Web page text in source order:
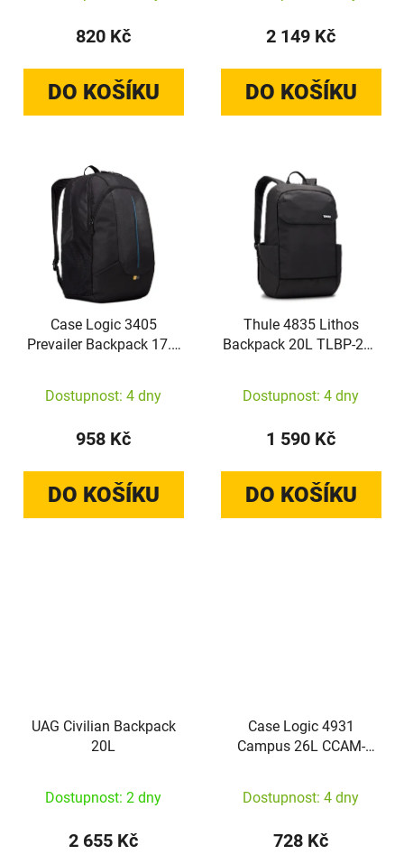
820 Kč
DO KOŠÍKU
2 149 Kč
DO KOŠÍKU
Case Logic 3405
Prevailer Backpack 17.3
Dostupnost: 4 dny
958 Kč
DO KOŠÍKU
Thule 4835 Lithos
Backpack 20L TLBP-216
Dostupnost: 4 dny
1 590 Kč
DO KOŠÍKU
UAG Civilian Backpack
20L
Dostupnost: 2 dny
2 655 Kč
Case Logic 4931
Campus 26L CCAM-
Dostupnost: 4 dny
728 Kč